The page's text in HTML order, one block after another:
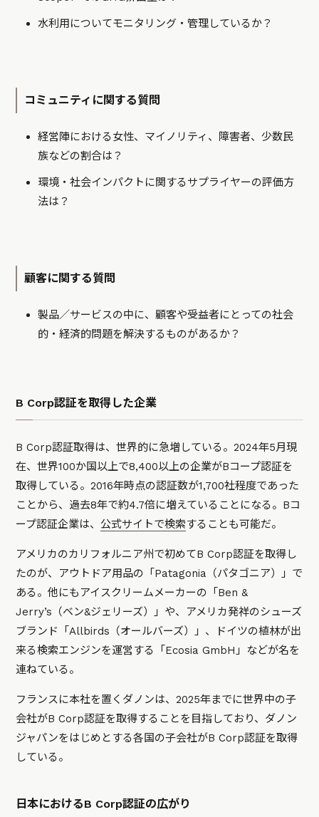
水利用についてモニタリング・管理しているか？
コミュニティに関する質問
経営陣における女性、マイノリティ、障害者、少数民
族などの割合は？
環境・社会インパクトに関するサプライヤーの評価方
法は？
顧客に関する質問
製品／サービスの中に、顧客や受益者にとっての社会
的・経済的問題を解決するものがあるか？
B Corp認証を取得した企業
B Corp認証取得は、世界的に急増している。2024年5月現
在、世界100か国以上で8,400以上の企業がBコープ認証を
取得している。2016年時点の認証数が1,700社程度であった
ことから、過去8年で約4.7倍に増えていることになる。Bコ
ープ認証企業は、 公式サイトで検索することも可能だ。
アメリカのカリフォルニア州で初めてB Corp認証を取得し
たのが、アウトドア用品の「Patagonia（パタゴニア）」で
ある。他にもアイスクリームメーカーの「Ben &
Jerry’s（ベン&ジェリーズ）」や、アメリカ発祥のシューズ
ブランド「Allbirds（オールバーズ）」、ドイツの植林が出
来る検索エンジンを運営する「Ecosia GmbH」などが名を
連ねている。
フランスに本社を置くダノンは、2025年までに世界中の子
会社がB Corp認証を取得することを目指しており、ダノン
ジャパンをはじめとする各国の子会社がB Corp認証を取得
している。
日本におけるB Corp認証の広がり